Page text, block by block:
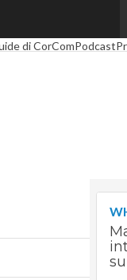
PA
di CorComPodcast